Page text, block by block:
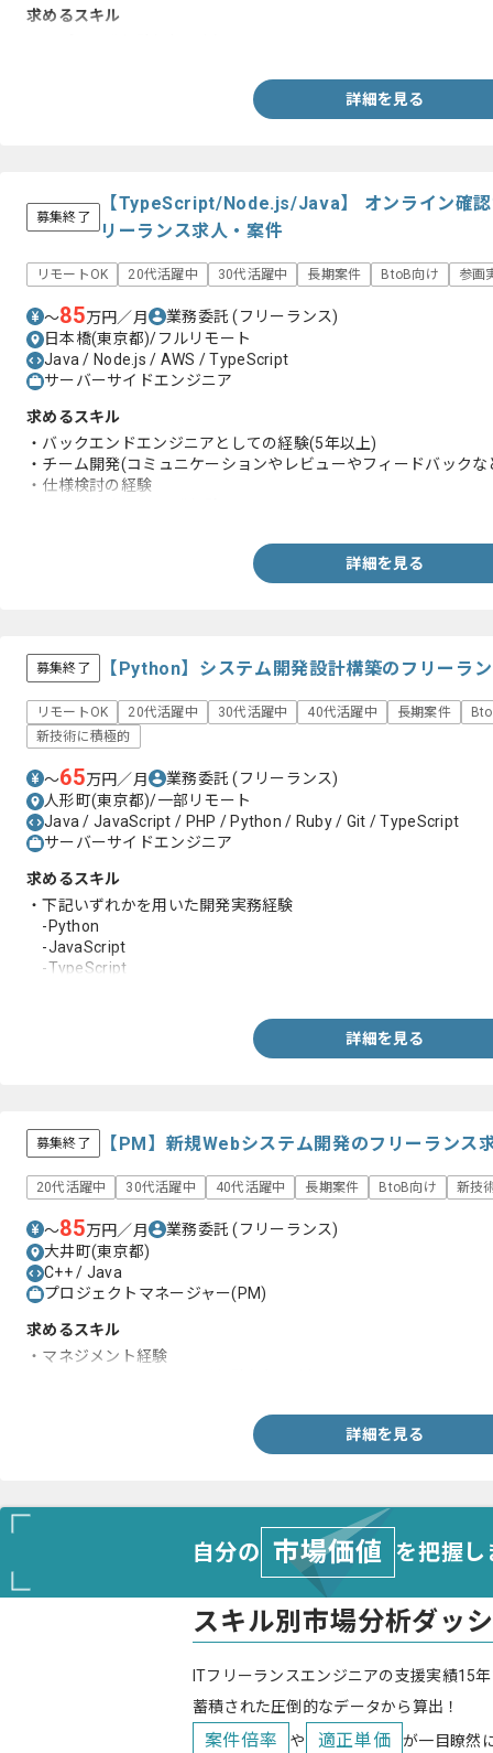
求めるスキル
詳細を見る
募集終了
【TypeScript/Node.js/Java】 オンライン確認
リーランス求人・案件
リモートOK 20代活躍中 30代活躍中 長期案件 BtoB向け 参画
〜85万円／月 業務委託(フリーランス)
日本橋(東京都)/フルリモート
Java / Node.js / AWS / TypeScript
サーバーサイドエンジニア
求めるスキル
・バックエンドエンジニアとしての経験(5年以上)
・チーム開発(コミュニケーションやレビューやフィードバック
・仕様検討の経験
詳細を見る
募集終了 【Python】システム開発設計構築のフリーラ
リモートOK 20代活躍中 30代活躍中 40代活躍中 長期案件
新技術に積極的
〜65万円／月 業務委託(フリーランス)
人形町(東京都)/一部リモート
Java / JavaScript / PHP / Python / Ruby / Git / TypeScript
サーバーサイドエンジニア
求めるスキル
・下記いずれかを用いた開発実務経験
-Python
-JavaScript
-TypeScript
詳細を見る
募集終了 【PM】新規Webシステム開発のフリーランス
20代活躍中 30代活躍中 40代活躍中 長期案件 BtoB向け 新技
〜85万円／月 業務委託(フリーランス)
大井町(東京都)
C++ / Java
プロジェクトマネージャー(PM)
求めるスキル
・マネジメント経験
詳細を見る
自分の 市場価値 を把握
スキル別市場分析ダッ
ITフリーランスエンジニアの支援実績15
蓄積された圧倒的なデータから算出！
案件倍率 や 適正単価 が一目瞭然